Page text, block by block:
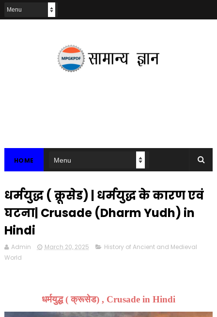
HOME
धर्मयुद्ध ( क्रूसेड) | धर्मयुद्ध के कारण एवं
घटना| Crusade (Dharm Yudh) in
Hindi
Admin March 20, 2025
History of Ancient and Medieval
World
धर्मयुद्ध ( क्रूसेड) , Crusade in Hindi